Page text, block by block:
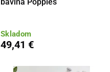
Skladom
49,41 €